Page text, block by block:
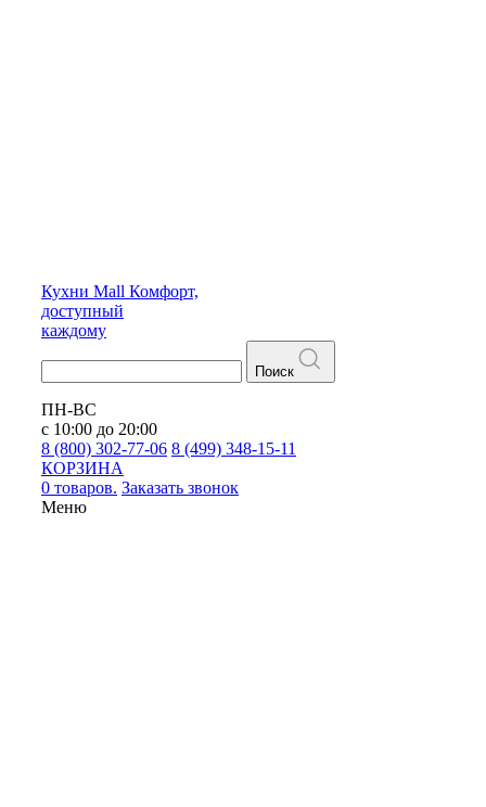
Кухни Mall Комфорт,
доступный
каждому
Поиск
ПН-ВС
с 10:00 до 20:00
8 (800) 302-77-06 8 (499) 348-15-11
КОРЗИНА
0 товаров. Заказать звонок
Меню